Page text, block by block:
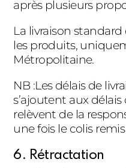
après plusieurs
La livraison
les produits,
Métropolitaine.
NB :Les délais de
s’ajoutent aux
relèvent de la
une fois le colis
6. Rétractation